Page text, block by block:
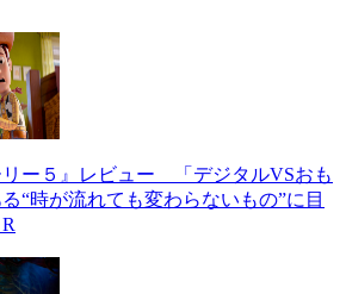
リー５』レビュー 「デジタルVSおも
“時が流れても変わらないもの”に目
R